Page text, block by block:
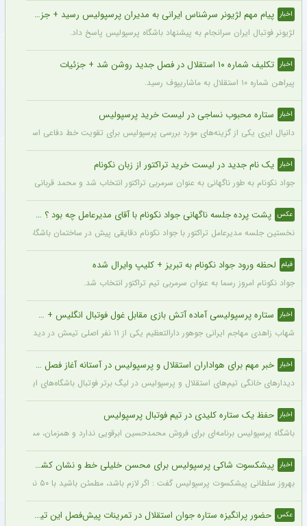
اخبار پیام مهم لژیونر سرشناس ایرانی به مدیران پرسپولیس رسید + جزئیات
لژیونر فوتبال ایران سرانجام به پیشنهاد باشگاه پرسپولیس پاسخ داد.
اخبار تکلیف شماره ۱۰ استقلال در فصل جدید روشن شد + جزئیات
پیراهن شماره ۱۰ استقلال به ماشاریپوف رسید.
اخبار ستاره محبوب نساجی در لیست خرید پرسپولیس
دانیال ایری یکی از گزینه‌های مورد بررسی پرسپولیس برای تقویت خط دفاعی است؛ با
اخبار یک نام جدید در لیست خرید تراکتور از زبان نکونام
جواد نکونام به طور ناگهانی به عنوان سرمربی تراکتور انتخاب شد و محمد قربانی یکی از
عکس پشت پرده جلسه ناگهانی جواد نکونام با آقای مدیرعامل چه بود ؟ + عکس
نخستین جلسه مدیرعامل تراکتور با جواد نکونام دقایقی پیش در ساختمان باشگاه برگزار
فیلم لحظه ورود جواد نکونام به تبریز + کلیپ وایرال شده
جواد نکونام امروز رسما به عنوان سرمربی تیم تراکتور انتخاب شد.
اخبار ستاره پرسپولیسی آماده آتش بازی مقابل غول فوتبال انگلیس + جزئیات
شهاب زاهدی مهاجم ایرانی جوهور دارالتعظیم یکی از ۱۱ نفر اصلی تیمش در دیدار تدارکاتی برابر چلسی است.
اخبار خبر مهم برای هواداران استقلال و پرسپولیس در آستانه آغاز فصل جدید
دیدارهای خانگی تیم‌های استقلال و پرسپولیس در لیگ برتر فوتبال باشگاه‌های ایران در
اخبار حفظ یک ستاره کلیدی در تیم فوتبال پرسپولیس
باشگاه پرسپولیس برنامه‌ای برای فروش محمدحسین ابرقویی ندارد و همزمان، مسئولان
اخبار پیشکسوت شاکی پرسپولیس برای محسن خلیلی خط و نشان کشید + جزئیات
بهروز سلطانی پیشکسوت پرسپولیس گفت : اگر لازم باشد، مطمئن باشید با ۵۰ نفر از پیشکسوتان پرسپولیس مقابل ساختمان این باشگاه تجمع خواهیم کرد و خواهان برخورد جدی و عزل محسن خلیلی خواهیم شد. اصلاً این آقا بازیکن سایپا است نه پیشکسوت پرسپولیس.
عکس حضور پرانگیزه ستاره جوان استقلال در تمرینات پیش‌فصل این تیم + عکس